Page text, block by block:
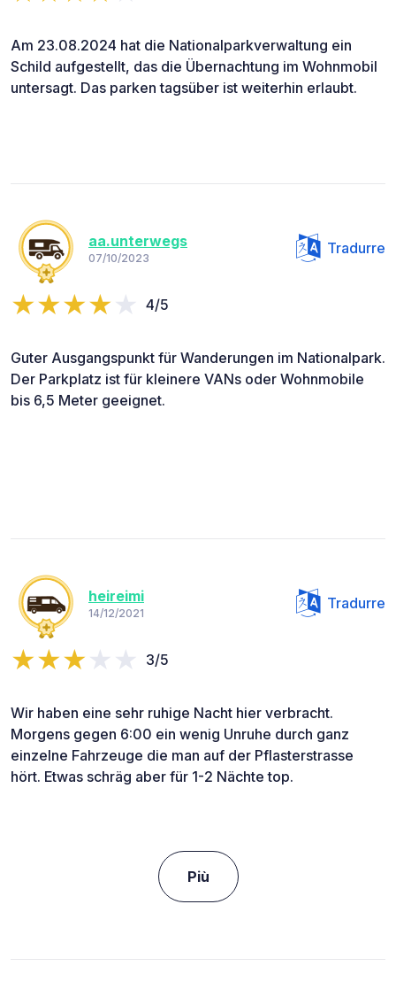
Am 23.08.2024 hat die Nationalparkverwaltung ein
Schild aufgestellt, das die Übernachtung im Wohnmobil
untersagt. Das parken tagsüber ist weiterhin erlaubt.
aa.unterwegs
07/10/2023
Tradurre
4/5
Guter Ausgangspunkt für Wanderungen im Nationalpark.
Der Parkplatz ist für kleinere VANs oder Wohnmobile
bis 6,5 Meter geeignet.
heireimi
14/12/2021
Tradurre
3/5
Wir haben eine sehr ruhige Nacht hier verbracht.
Morgens gegen 6:00 ein wenig Unruhe durch ganz
einzelne Fahrzeuge die man auf der Pflasterstrasse
hört. Etwas schräg aber für 1-2 Nächte top.
Più